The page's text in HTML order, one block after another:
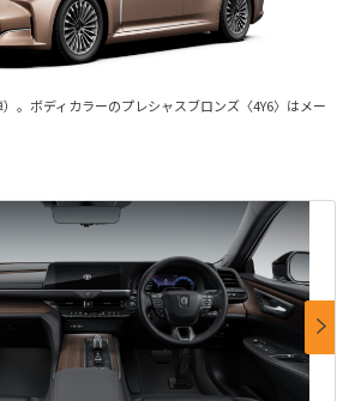
。ボディカラーのプレシャスブロンズ〈4Y6〉はメー